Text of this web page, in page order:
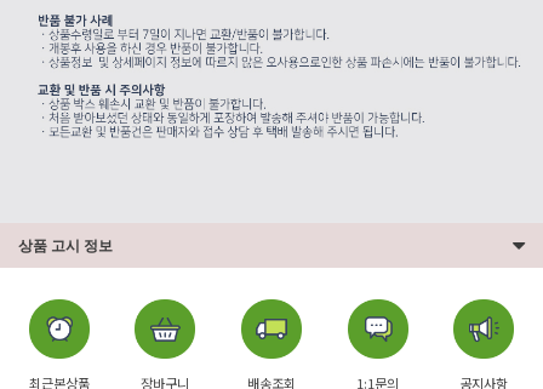
상품 고시 정보
최근본상품 장바구니 배송조회 1:1문의 공지사항